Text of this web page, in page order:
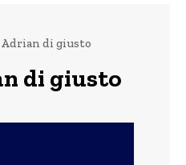
Adrian di giusto
di giusto